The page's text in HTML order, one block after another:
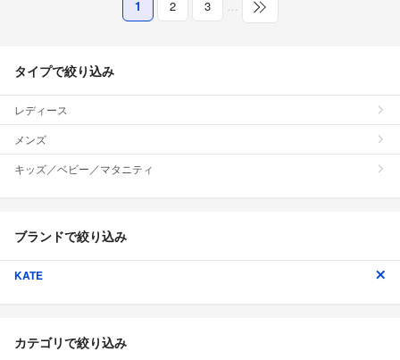
1 2 3 …
タイプで絞り込み
レディース
メンズ
キッズ／ベビー／マタニティ
ブランドで絞り込み
KATE
カテゴリで絞り込み